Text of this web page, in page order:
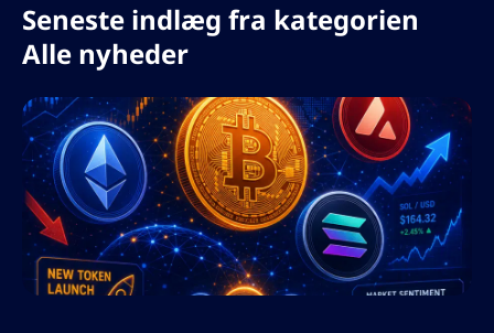
godkendelse.
Seneste indlæg fra kategorien
Alle nyheder